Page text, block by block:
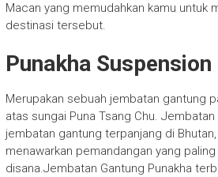
Macan yang memudahkan kamu untuk
destinasi tersebut.
Punakha
Merupakan sebuah jembatan gantung
atas sungai Puna Tsang Chu.
jembatan gantung terpanjang di
menawarkan pemandangan yang
disana.Jembatan Gantung Punakha